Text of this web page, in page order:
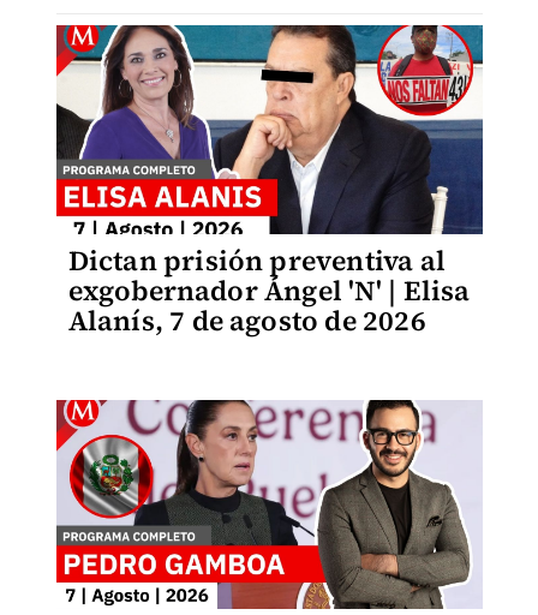
Dictan prisión preventiva al
exgobernador Ángel 'N' | Elisa
Alanís, 7 de agosto de 2026